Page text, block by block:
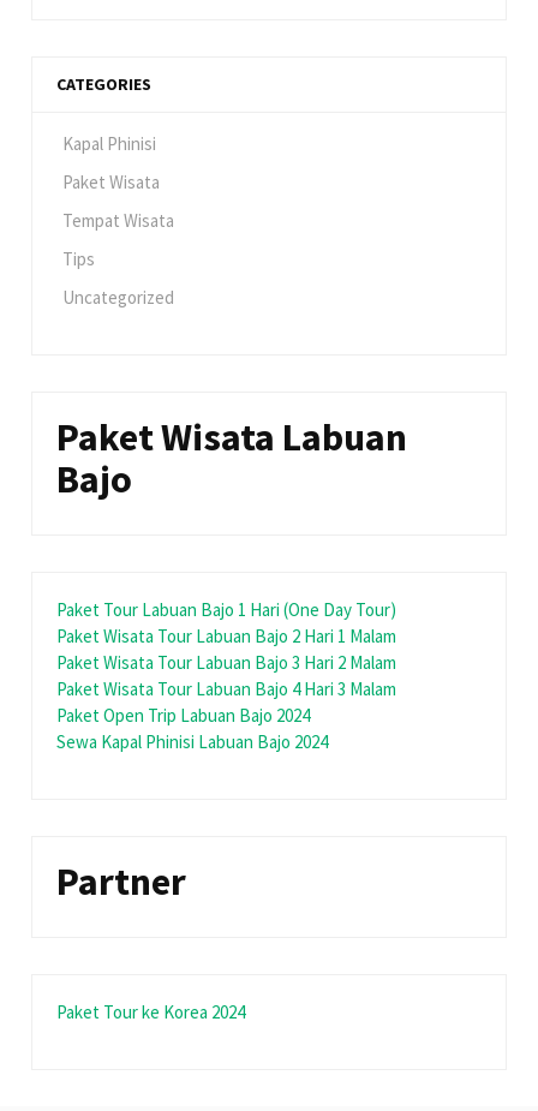
CATEGORIES
Kapal Phinisi
Paket Wisata
Tempat Wisata
Tips
Uncategorized
Paket Wisata Labuan
Bajo
Paket Tour Labuan Bajo 1 Hari (One Day Tour)
Paket Wisata Tour Labuan Bajo 2 Hari 1 Malam
Paket Wisata Tour Labuan Bajo 3 Hari 2 Malam
Paket Wisata Tour Labuan Bajo 4 Hari 3 Malam
Paket Open Trip Labuan Bajo 2024
Sewa Kapal Phinisi Labuan Bajo 2024
Partner
Paket Tour ke Korea 2024